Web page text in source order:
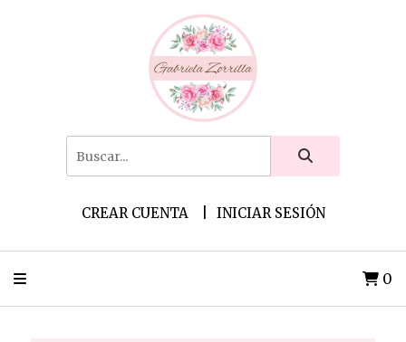
CREAR CUENTA INICIAR SESIÓN
0